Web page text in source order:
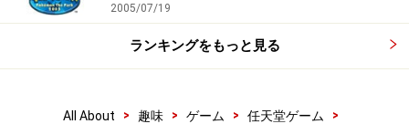
2005/07/19
ランキングをもっと見る
All About > 趣味 > ゲーム > 任天堂ゲーム
>